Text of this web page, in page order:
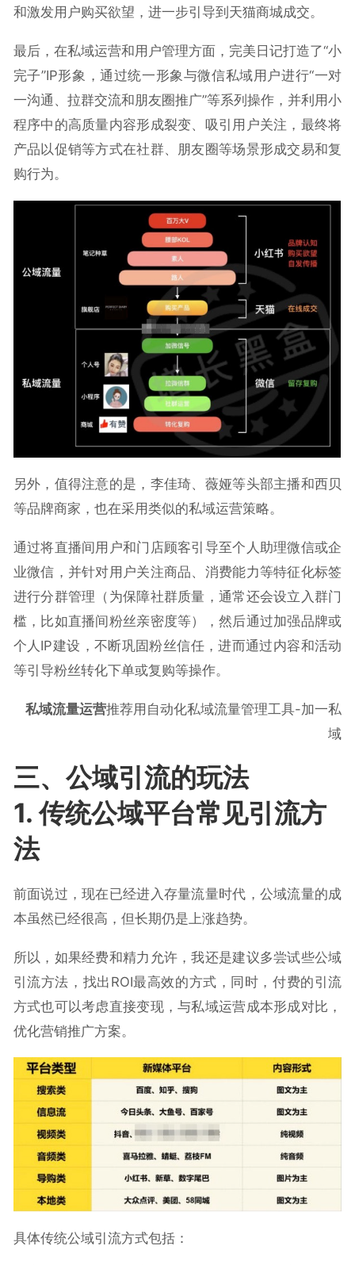
和激发用户购买欲望，进一步引导到天猫商城成交。
最后，在私域运营和用户管理方面，完美日记打造了“小
完子”IP形象，通过统一形象与微信私域用户进行“一对
一沟通、拉群交流和朋友圈推广”等系列操作，并利用小
程序中的高质量内容形成裂变、吸引用户关注，最终将
产品以促销等方式在社群、朋友圈等场景形成交易和复
购行为。
另外，值得注意的是，李佳琦、薇娅等头部主播和西贝
等品牌商家，也在采用类似的私域运营策略。
通过将直播间用户和门店顾客引导至个人助理微信或企
业微信，并针对用户关注商品、消费能力等特征化标签
进行分群管理（为保障社群质量，通常还会设立入群门
槛，比如直播间粉丝亲密度等），然后通过加强品牌或
个人IP建设，不断巩固粉丝信任，进而通过内容和活动
等引导粉丝转化下单或复购等操作。
私域流量运营推荐用自动化私域流量管理工具-加一私
域
三、公域引流的玩法
1. 传统公域平台常见引流方
法
前面说过，现在已经进入存量流量时代，公域流量的成
本虽然已经很高，但长期仍是上涨趋势。
所以，如果经费和精力允许，我还是建议多尝试些公域
引流方法，找出ROI最高效的方式，同时，付费的引流
方式也可以考虑直接变现，与私域运营成本形成对比，
优化营销推广方案。
具体传统公域引流方式包括：